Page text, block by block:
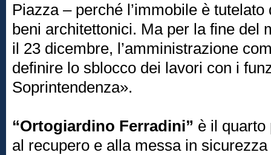
Piazza – perché l’immobile è
beni architettonici. Ma per la fine del
il 23 dicembre, l’amministrazione
definire lo sblocco dei lavori con i
Soprintendenza».
“Ortogiardino Ferradini” è il quarto
al recupero e alla messa in